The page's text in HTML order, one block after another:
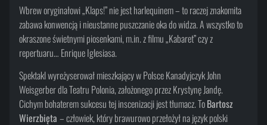
Wbrew oryginałowi „Klaps!” nie jest harlequinem – to raczej znakomita
zabawa konwencją i nieustanne puszczanie oka do widza. A wszystko to
okraszone świetnymi piosenkami, m.in. z filmu „Kabaret” czy z
repertuaru… Enrique Iglesiasa.
Spektakl wyreżyserował mieszkający w Polsce Kanadyjczyk John
Weisgerber dla Teatru Polonia, założonego przez Krystynę Jandę.
Cichym bohaterem sukcesu tej inscenizacji jest tłumacz. ToBartosz
Wierzbięta – człowiek, który brawurowo przełożył na język polski